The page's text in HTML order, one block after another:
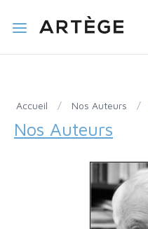
Accueil / Nos Auteurs /
Nos Auteurs